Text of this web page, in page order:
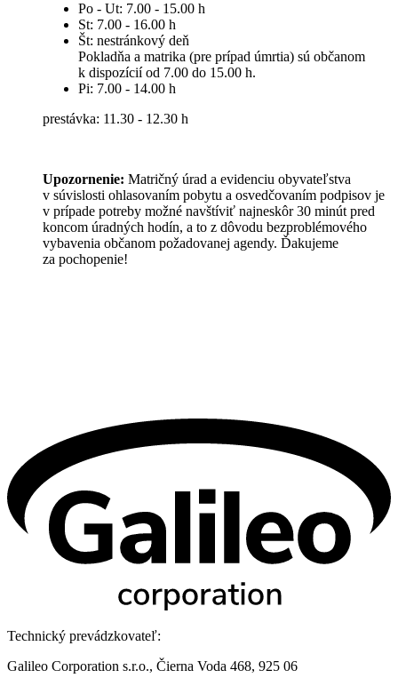
Po - Ut: 7.00 - 15.00 h
St: 7.00 - 16.00 h
Št: nestránkový deň
Pokladňa a matrika (pre prípad úmrtia) sú občanom
k dispozícií od 7.00 do 15.00 h.
Pi: 7.00 - 14.00 h
prestávka: 11.30 - 12.30 h
Upozornenie: Matričný úrad a evidenciu obyvateľstva
v súvislosti ohlasovaním pobytu a osvedčovaním podpisov je
v prípade potreby možné navštíviť najneskôr 30 minút pred
koncom úradných hodín, a to z dôvodu bezproblémového
vybavenia občanom požadovanej agendy. Ďakujeme
za pochopenie!
Technický prevádzkovateľ:
Galileo Corporation s.r.o., Čierna Voda 468, 925 06